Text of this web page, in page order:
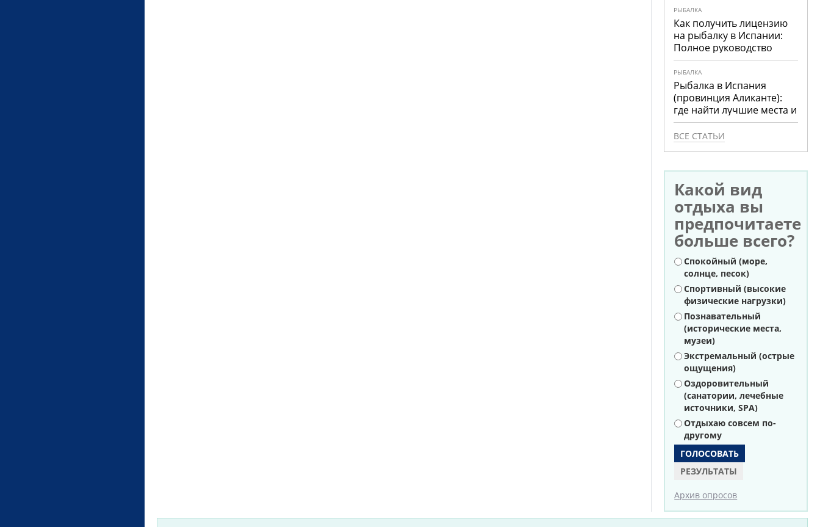
РЫБАЛКА
Как получить лицензию
на рыбалку в Испании:
Полное руководство
РЫБАЛКА
Рыбалка в Испания
(провинция Аликанте):
где найти лучшие места и
что ловить
ВСЕ СТАТЬИ
Какой вид
отдыха вы
предпочитаете
больше всего?
Варианты
Спокойный (море,
солнце, песок)
Спортивный (высокие
физические нагрузки)
Познавательный
(исторические места,
музеи)
Экстремальный (острые
ощущения)
Оздоровительный
(санатории, лечебные
источники, SPA)
Отдыхаю совсем по-
другому
РЕЗУЛЬТАТЫ
Архив опросов